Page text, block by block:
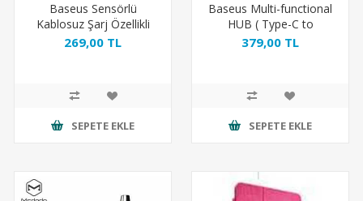
Baseus Sensörlü
Kablosuz Şarj Özellikli
Havalandırma için Araç
269,00 TL
SEPETE EKLE
Baseus Multi-functional
HUB ( Type-C to
3xUSB3.0+HD4K+SD-
379,00 TL
SEPETE EKLE